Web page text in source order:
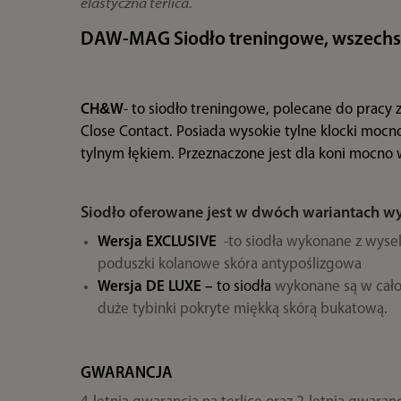
elastyczna terlica.
DAW-MAG Siodło treningowe,
CH&W- to siodło treningowe, polecane do pracy
Close Contact. Posiada wysokie tylne klocki
tylnym łękiem. Przeznaczone jest dla koni mocno
Siodło oferowane jest w dwóch wariantach
Wersja EXCLUSIVE -to siodła wykonane z
poduszki kolanowe skóra antypoślizgowa
Wersja DE LUXE – to siodła wykonane są w
duże tybinki pokryte miękką skórą bukatową.
GWARANCJA